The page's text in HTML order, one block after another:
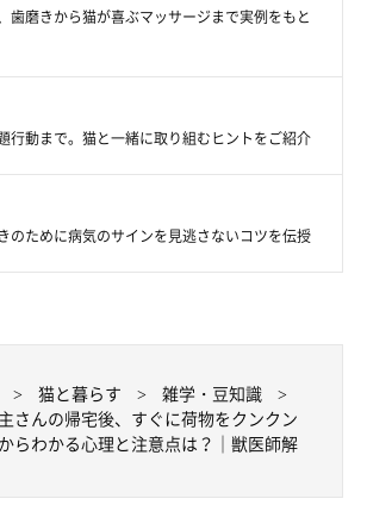
ニオイを嗅いで、体をこすりつけに来ま
座ると、まるでマタタビを嗅いだときの
せて、スカートに戯れながら床を転げ回
歯磨きから猫が喜ぶマッサージまで実例をもと
行動まで。猫と一緒に取り組むヒントをご紹介
のために病気のサインを見逃さないコツを伝授
猫と暮らす
雑学・豆知識
さんの帰宅後、すぐに荷物をクンクン
らわかる心理と注意点は？｜獣医師解